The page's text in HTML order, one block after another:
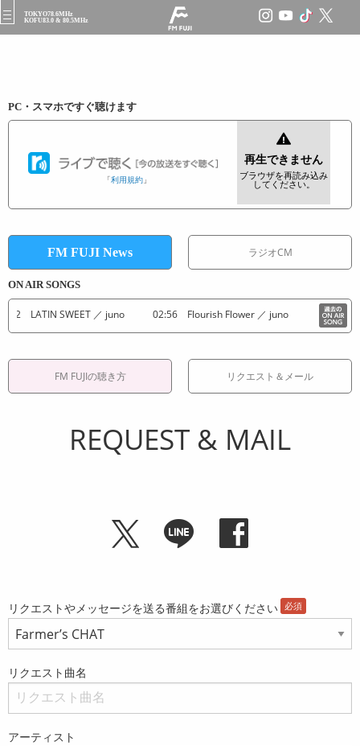
TOKYO78.6MHz
KOFU83.0 & 80.5MHz
t
a
v
n
PC・スマホですぐ聴けます
「利用規約 」
FM FUJI News ラジオCM
ON AIR SONGS
LATIN SWEET ／ juno 02:56 Flourish Flower ／ juno 02:50
FM FUJIの聴き方 リクエスト＆メール
REQUEST & MAIL
リクエストやメッセージを送る番組をお選びください
リクエスト曲名
アーティスト